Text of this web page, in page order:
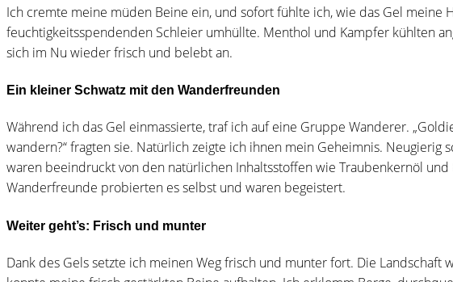
Ich cremte meine müden Beine ein, und sofort fühlte ich, wie das Gel meine
feuchtigkeitsspendenden Schleier umhüllte. Menthol und Kampfer kühlten
sich im Nu wieder frisch und belebt an.
Ein kleiner Schwatz mit den Wanderfreunden
Während ich das Gel einmassierte, traf ich auf eine Gruppe Wanderer.
wandern?“ fragten sie. Natürlich zeigte ich ihnen mein Geheimnis. Neugierig
waren beeindruckt von den natürlichen Inhaltsstoffen wie Traubenkernöl und
Wanderfreunde probierten es selbst und waren begeistert.
Weiter geht’s: Frisch und munter
Dank des Gels setzte ich meinen Weg frisch und munter fort. Die Landschaft